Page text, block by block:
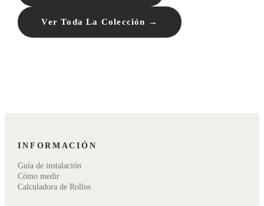
Ver Toda La Colección →
INFORMACIÓN
Guía de instalación
Cómo medir
Calculadora de Rollos